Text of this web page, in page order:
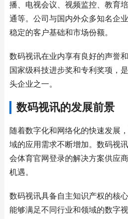
播、电视会议、视频监控、教育
通等。公司与国内外众多知名企
稳定的客户基础和市场份额。
数码视讯在业内享有良好的声誉
国家级科技进步奖和专利奖项，
头企业之一。
数码视讯的发展前景
随着数字化和网络化的快速发展
域的应用需求不断增加。数码视
会体育官网登录的解决方案供应
机遇。
数码视讯具备自主知识产权的核
能够满足不同行业和领域的数字